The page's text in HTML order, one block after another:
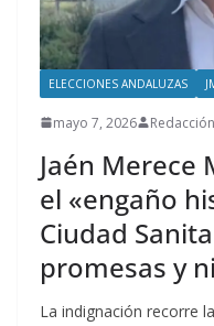
ELECCIONES ANDALUZAS
mayo 7, 2026
Jaén Merece
el «engaño
Ciudad
promesas y
La indignación recorre